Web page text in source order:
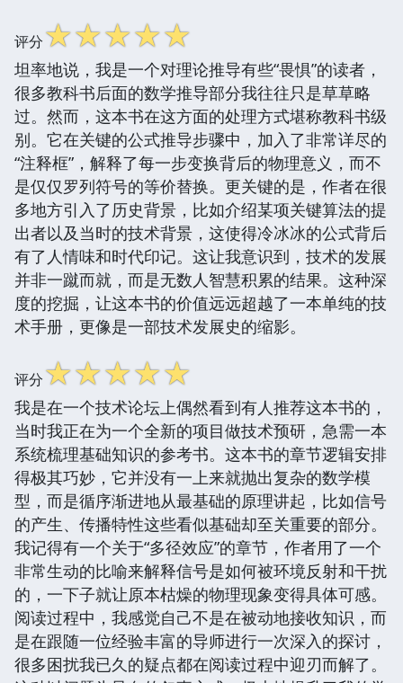
评分☆☆☆☆☆
坦率地说，我是一个对理论推导有些“畏惧”的读者，
很多教科书后面的数学推导部分我往往只是草草略
过。然而，这本书在这方面的处理方式堪称教科书级
别。它在关键的公式推导步骤中，加入了非常详尽的
“注释框”，解释了每一步变换背后的物理意义，而不
是仅仅罗列符号的等价替换。更关键的是，作者在很
多地方引入了历史背景，比如介绍某项关键算法的提
出者以及当时的技术背景，这使得冷冰冰的公式背后
有了人情味和时代印记。这让我意识到，技术的发展
并非一蹴而就，而是无数人智慧积累的结果。这种深
度的挖掘，让这本书的价值远远超越了一本单纯的技
术手册，更像是一部技术发展史的缩影。
评分☆☆☆☆☆
我是在一个技术论坛上偶然看到有人推荐这本书的，
当时我正在为一个全新的项目做技术预研，急需一本
系统梳理基础知识的参考书。这本书的章节逻辑安排
得极其巧妙，它并没有一上来就抛出复杂的数学模
型，而是循序渐进地从最基础的原理讲起，比如信号
的产生、传播特性这些看似基础却至关重要的部分。
我记得有一个关于“多径效应”的章节，作者用了一个
非常生动的比喻来解释信号是如何被环境反射和干扰
的，一下子就让原本枯燥的物理现象变得具体可感。
阅读过程中，我感觉自己不是在被动地接收知识，而
是在跟随一位经验丰富的导师进行一次深入的探讨，
很多困扰我已久的疑点都在阅读过程中迎刃而解了。